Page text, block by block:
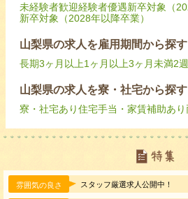
未経験者歓迎経験者優遇新卒対象（
新卒対象（2028年以降卒業）
山梨県の求人を雇用期間から探す
長期3ヶ月以上1ヶ月以上3ヶ月未満2
山梨県の求人を寮・社宅から探す
寮・社宅あり住宅手当・家賃補助あり
雰囲気の良さ スタッフ厳選求人公開中！